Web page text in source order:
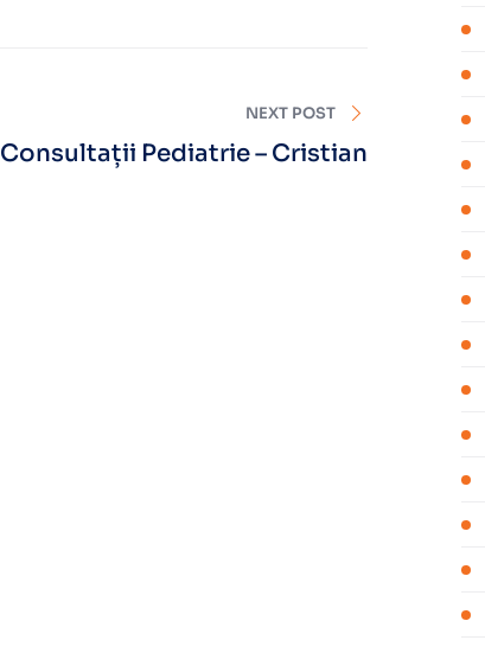
NEXT POST
Consultații Pediatrie – Cristian